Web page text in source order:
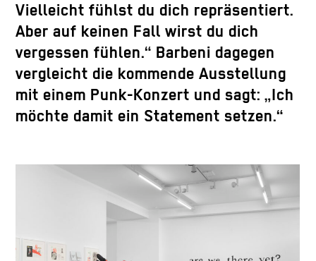
Vielleicht fühlst du dich repräsentiert.
Aber auf keinen Fall wirst du dich
vergessen fühlen.“ Barbeni dagegen
vergleicht die kommende Ausstellung
mit einem Punk-Konzert und sagt: „Ich
möchte damit ein Statement setzen.“